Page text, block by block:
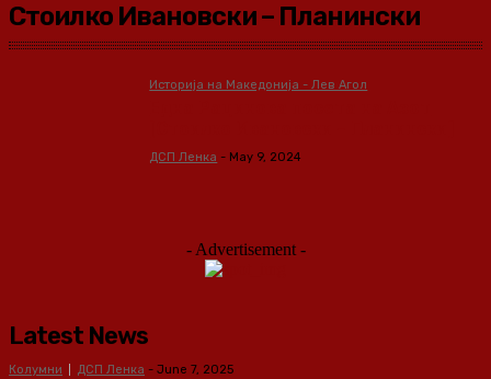
Стоилко Ивановски – Планински
Историја на Македонија - Лев Агол
ДСП Ленка - May 9, 2024
- Advertisement -
Latest News
Колумни ДСП Ленка - June 7, 2025